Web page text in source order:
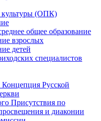
культуры (ОПК)
общее образование
взрослых
детей
специалистов
Концепция Русской
Присутствия по
и диаконии